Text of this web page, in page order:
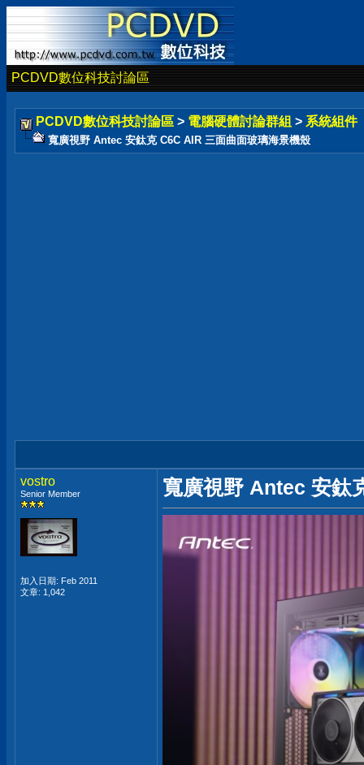
PCDVD數位科技討論區
PCDVD數位科技討論區 > 電腦硬體討論群組 > 系統組件
寬廣視野 Antec 安鈦克 C6C AIR 三面曲面玻璃海景機殼
vostro
Senior Member
加入日期: Feb 2011
文章: 1,042
寬廣視野 Antec 安鈦